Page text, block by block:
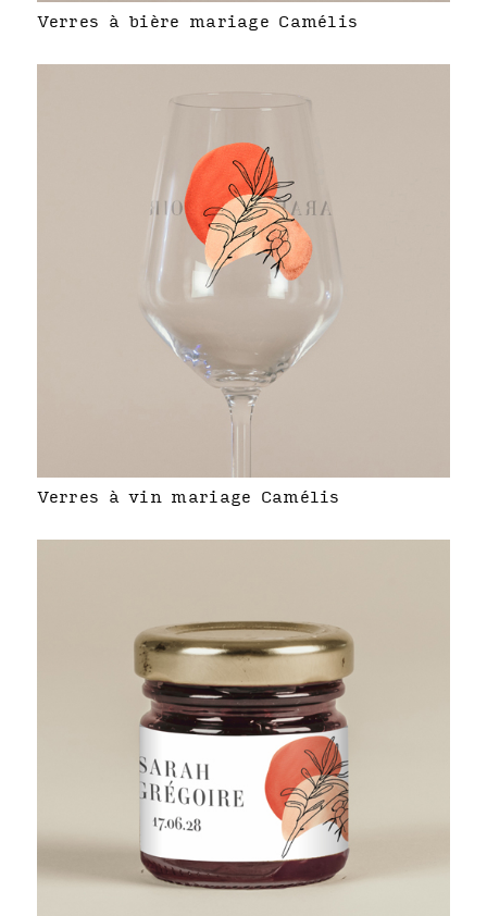
Verres à bière mariage Camélis
Verres à vin mariage Camélis